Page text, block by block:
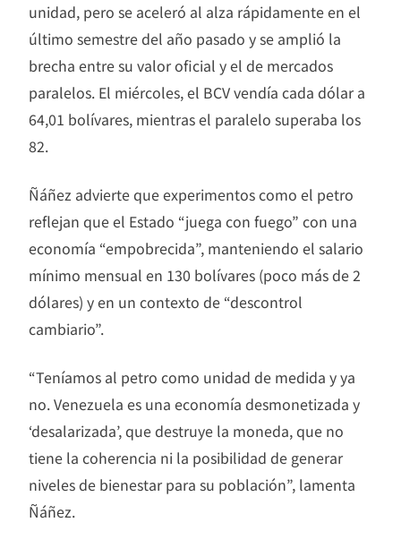
unidad, pero se aceleró al alza rápidamente en el
último semestre del año pasado y se amplió la
brecha entre su valor oficial y el de mercados
paralelos. El miércoles, el BCV vendía cada dólar a
64,01 bolívares, mientras el paralelo superaba los
82.
Ñáñez advierte que experimentos como el petro
reflejan que el Estado “juega con fuego” con una
economía “empobrecida”, manteniendo el salario
mínimo mensual en 130 bolívares (poco más de 2
dólares) y en un contexto de “descontrol
cambiario”.
“Teníamos al petro como unidad de medida y ya
no. Venezuela es una economía desmonetizada y
‘desalarizada’, que destruye la moneda, que no
tiene la coherencia ni la posibilidad de generar
niveles de bienestar para su población”, lamenta
Ñáñez.